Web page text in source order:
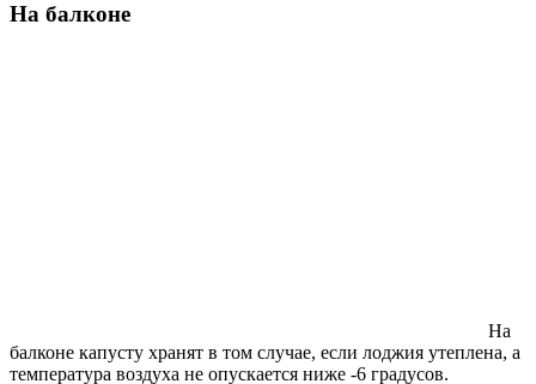
На балконе
На
балконе капусту хранят в том случае, если лоджия утеплена, а
температура воздуха не опускается ниже -6 градусов.